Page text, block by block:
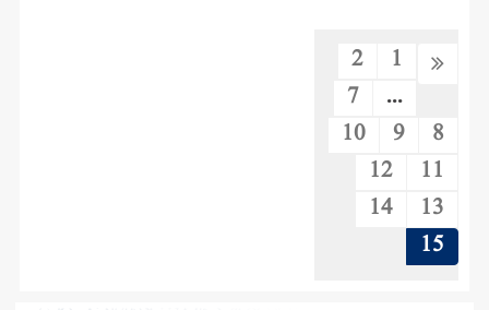
1
2
...
7
8
9
10
11
12
13
14
15